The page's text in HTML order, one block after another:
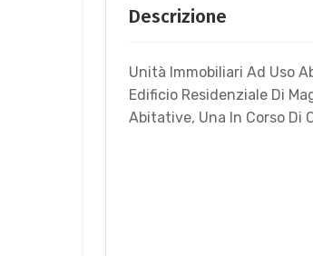
Descrizione
Unità Immobiliari Ad Uso
Edificio Residenziale Di
Abitative, Una In Corso Di